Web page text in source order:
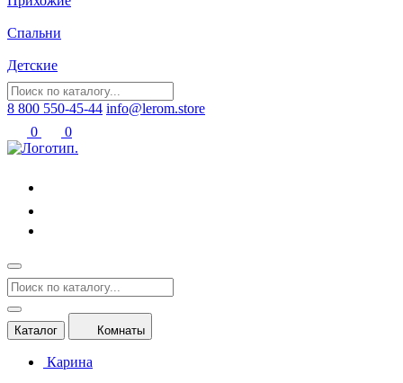
Спальни
Детские
8 800 550-45-44 info@lerom.store
0
0
Каталог Комнаты
Карина